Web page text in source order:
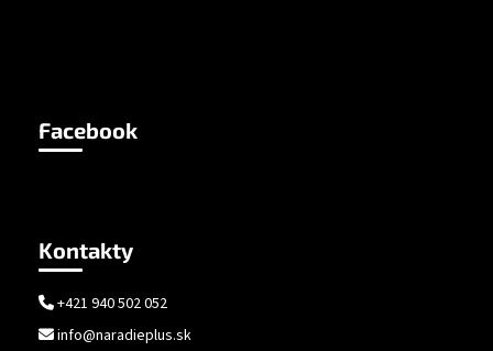
Facebook
Kontakty
+421 940 502 052
info@naradieplus.sk